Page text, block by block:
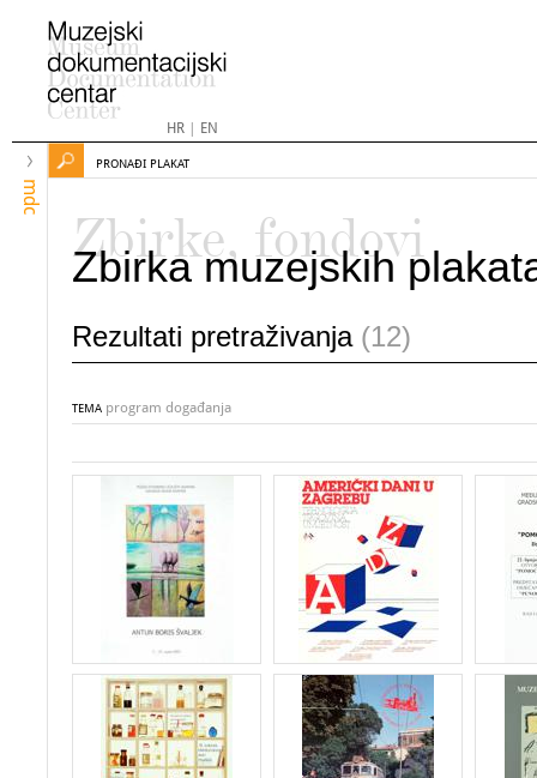
HR| EN
mdc
PRONAĐI PLAKAT
Zbirke, fondovi
Zbirka muzejskih
Rezultati pretraživanja (12)
TEMA program događanja